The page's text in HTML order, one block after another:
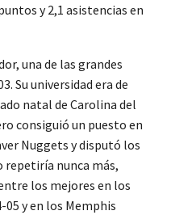
y 2,1 asistencias en
una de las grandes
Su universidad era de
natal de Carolina del
consiguió un puesto en
Nuggets y disputó los
repetiría nunca más,
los mejores en los
05 y en los Memphis